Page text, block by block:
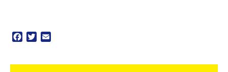
Facebook
Twitter